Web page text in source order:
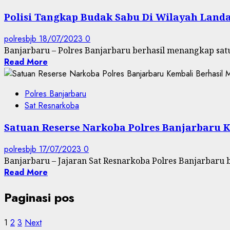
Polisi Tangkap Budak Sabu Di Wilayah
polresbjb 18/07/2023 0
Banjarbaru – Polres Banjarbaru berhasil menangkap
Read More
Polres Banjarbaru
Sat Resnarkoba
Satuan Reserse Narkoba Polres
polresbjb 17/07/2023 0
Banjarbaru – Jajaran Sat Resnarkoba Polres
Read More
Paginasi pos
1 2 3 Next